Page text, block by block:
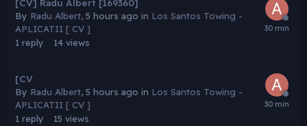
[CV] Radu Albert [169360]
By Radu Albert, 5 hours ago in Los Santos Towing -
APLICATII [ CV ]
1 reply 14 views
[CV
By Radu Albert, 5 hours ago in Los Santos Towing -
APLICATII [ CV ]
1 reply 15 views